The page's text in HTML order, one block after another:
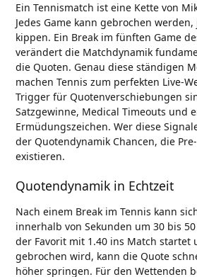
Ein Tennismatch ist eine Kette von
Jedes Game kann gebrochen
kippen. Ein Break im fünften Game
verändert die Matchdynamik
die Quoten. Genau diese ständigen
machen Tennis zum perfekten Live-
Trigger für Quotenverschiebungen
Satzgewinne, Medical Timeouts und
Ermüdungszeichen. Wer diese
der Quotendynamik Chancen, die
existieren.
Quotendynamik in Echtzeit
Nach einem Break im Tennis kann
innerhalb von Sekunden um 30 bis
der Favorit mit 1.40 ins Match startet
gebrochen wird, kann die Quote
höher springen. Für den Wettenden